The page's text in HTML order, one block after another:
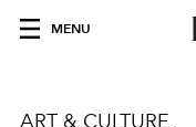
MENU
ART & CULTURE